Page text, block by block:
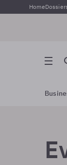
Home